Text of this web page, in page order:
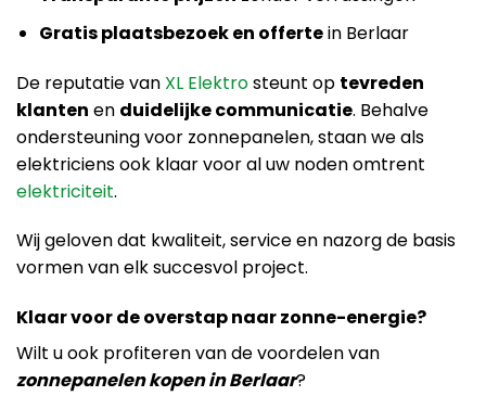
Gratis plaatsbezoek en offertein Berlaar
De reputatie van XL Elektrosteunt op tevreden
klanten en duidelijke communicatie. Behalve
ondersteuning voor zonnepanelen, staan we als
elektriciens ook klaar voor al uw noden omtrent
elektriciteit.
Wij geloven dat kwaliteit, service en nazorg de basis
vormen van elk succesvol project.
Klaar voor de overstap naar zonne-energie?
Wilt u ook profiteren van de voordelen van
zonnepanelen kopen in Berlaar?